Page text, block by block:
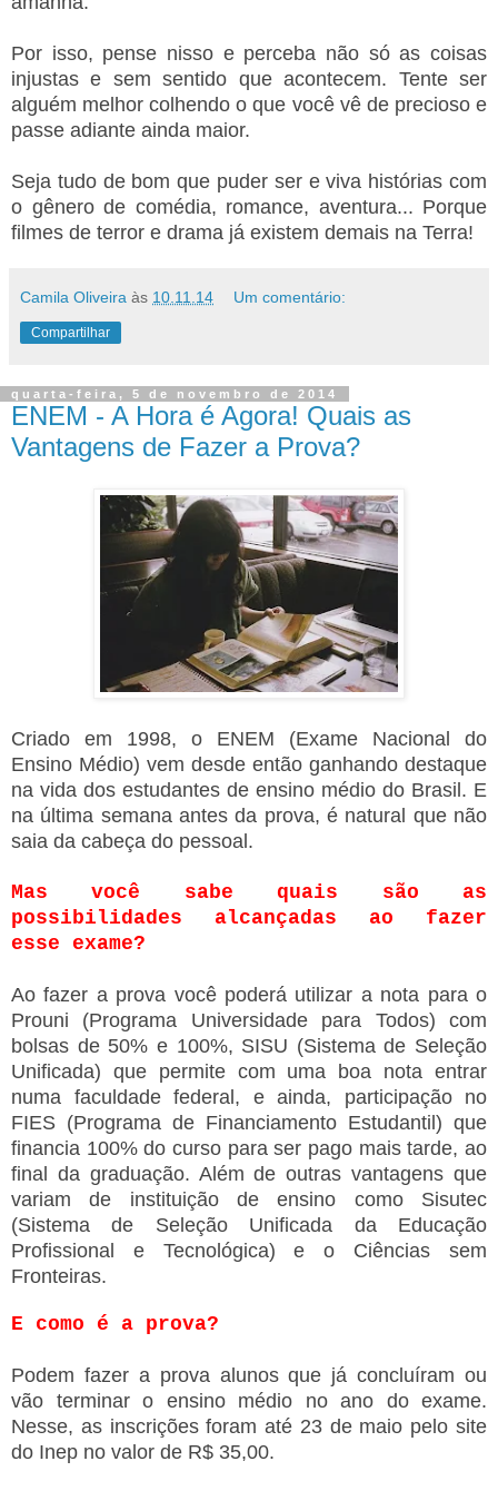
Por isso, pense nisso e perceba não só as coisas
injustas e sem sentido que acontecem. Tente ser
alguém melhor colhendo o que você vê de precioso e
passe adiante ainda maior.
Seja tudo de bom que puder ser e viva histórias com
o gênero de comédia, romance, aventura... Porque
filmes de terror e drama já existem demais na Terra!
Camila Oliveira às 10.11.14 Um comentário:
Compartilhar
quarta-feira, 5 de novembro de 2014
ENEM - A Hora é Agora! Quais as
Vantagens de Fazer a Prova?
Criado em 1998, o ENEM (Exame Nacional do
Ensino Médio) vem desde então ganhando destaque
na vida dos estudantes de ensino médio do Brasil. E
na última semana antes da prova, é natural que não
saia da cabeça do pessoal.
Mas você sabe quais são as
possibilidades alcançadas ao fazer
esse exame?
Ao fazer a prova você poderá utilizar a nota para o
Prouni (Programa Universidade para Todos) com
bolsas de 50% e 100%, SISU (Sistema de Seleção
Unificada) que permite com uma boa nota entrar
numa faculdade federal, e ainda, participação no
FIES (Programa de Financiamento Estudantil) que
financia 100% do curso para ser pago mais tarde, ao
final da graduação. Além de outras vantagens que
variam de instituição de ensino como Sisutec
(Sistema de Seleção Unificada da Educação
Profissional e Tecnológica) e o Ciências sem
Fronteiras.
E como é a prova?
Podem fazer a prova alunos que já concluíram ou
vão terminar o ensino médio no ano do exame.
Nesse, as inscrições foram até 23 de maio pelo site
do Inep no valor de R$ 35,00.